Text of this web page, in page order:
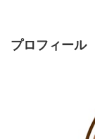
プロフィール